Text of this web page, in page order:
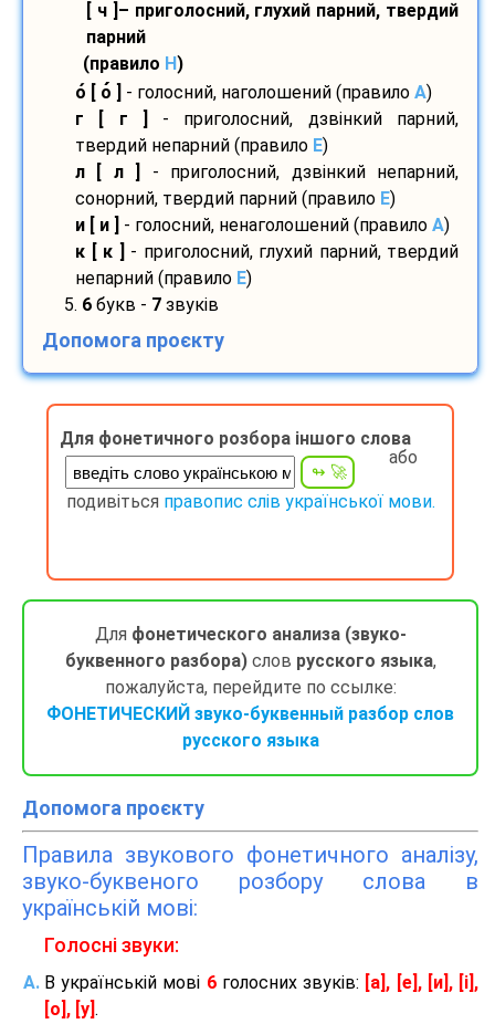
[ ч ]– приголосний, глухий парний, твердий
парний
(правило H)
о [ о - голосний, наголошений (правило A)
г [ г ]
- приголосний, дзвінкий парний,
твердий непарний (правило E)
л [ л ]
- приголосний, дзвінкий непарний,
сонорний, твердий парний (правило E)
и [ и ]
- голосний, ненаголошений (правило A)
к [ к ]
- приголосний, глухий парний, твердий
непарний (правило E)
5. 6 букв - 7 звуків
Допомога проєкту
Для фонетичного розбора іншого слова
або
подивіться правопис слів української мови.
Для фонетического анализа (звуко-
буквенного разбора)слов русского языка,
пожалуйста, перейдите по ссылке:
ФОНЕТИЧЕСКИЙ звуко-буквенный разбор слов
русского языка
Допомога проєкту
Правила звукового фонетичного аналізу,
звуко-буквеного розбору слова в
українській мові:
Голосні звуки:
В українській мові 6голосних звуків:
[а], [е], [и], [і],
[о], [у] .